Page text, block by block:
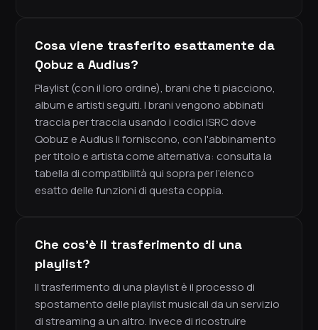
Cosa viene trasferito esattamente da
Qobuz a Audius?
Playlist (con il loro ordine), brani che ti piacciono,
album e artisti seguiti. I brani vengono abbinati
traccia per traccia usando i codici ISRC dove
Qobuz e Audius li forniscono, con l'abbinamento
per titolo e artista come alternativa: consulta la
tabella di compatibilità qui sopra per l'elenco
esatto delle funzioni di questa coppia.
Che cos'è il trasferimento di una
playlist?
Il trasferimento di una playlist è il processo di
spostamento delle playlist musicali da un servizio
di streaming a un altro. Invece di ricostruire